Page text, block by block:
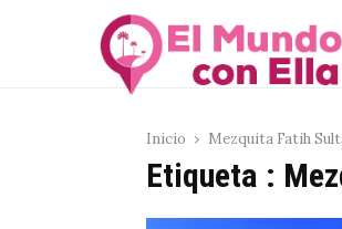
Inicio Mezquita Fatih
Etiqueta :